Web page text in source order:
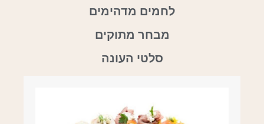
לחמים מדהימים
מבחר מתוקים
סלטי העונה